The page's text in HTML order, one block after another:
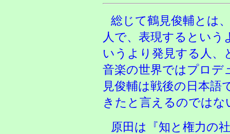
総じて鶴見俊輔とは
人で、表現するとい
いうより発見する人、
音楽の世界ではプロデ
見俊輔は戦後の日本語
きたと言えるのではな
原田は『知と権力の